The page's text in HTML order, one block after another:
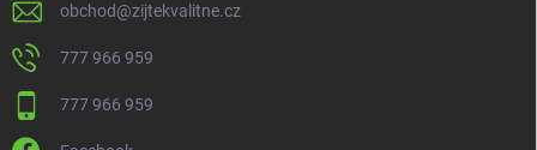
obchod@zijtekvalitne.cz
777 966 959
777 966 959